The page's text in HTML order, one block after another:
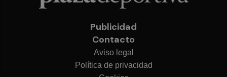
Publicidad
Contacto
Aviso legal
Política de privacidad